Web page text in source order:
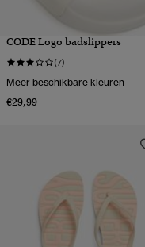
CODE Logo badslippers
(7)
Meer beschikbare kleuren
€29,99